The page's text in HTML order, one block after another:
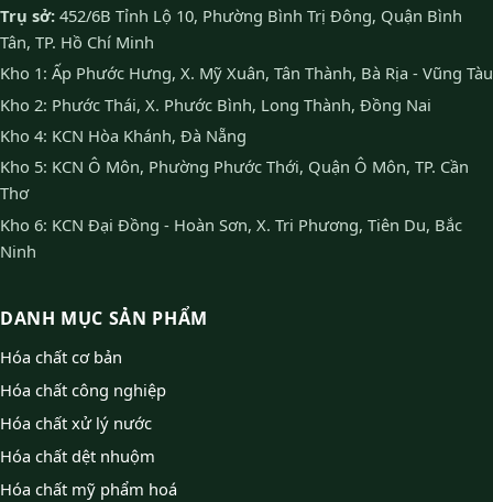
Trụ sở: 452/6B Tỉnh Lộ 10, Phường Bình Trị Đông, Quận Bình
Tân, TP. Hồ Chí Minh
Kho 1: Ấp Phước Hưng, X. Mỹ Xuân, Tân Thành, Bà Rịa - Vũng Tàu
Kho 2: Phước Thái, X. Phước Bình, Long Thành, Đồng Nai
Kho 4: KCN Hòa Khánh, Đà Nẵng
Kho 5: KCN Ô Môn, Phường Phước Thới, Quận Ô Môn, TP. Cần
Thơ
Kho 6: KCN Đại Đồng - Hoàn Sơn, X. Tri Phương, Tiên Du, Bắc
Ninh
DANH MỤC SẢN PHẨM
Hóa chất cơ bản
Hóa chất công nghiệp
Hóa chất xử lý nước
Hóa chất dệt nhuộm
Hóa chất mỹ phẩm hoá